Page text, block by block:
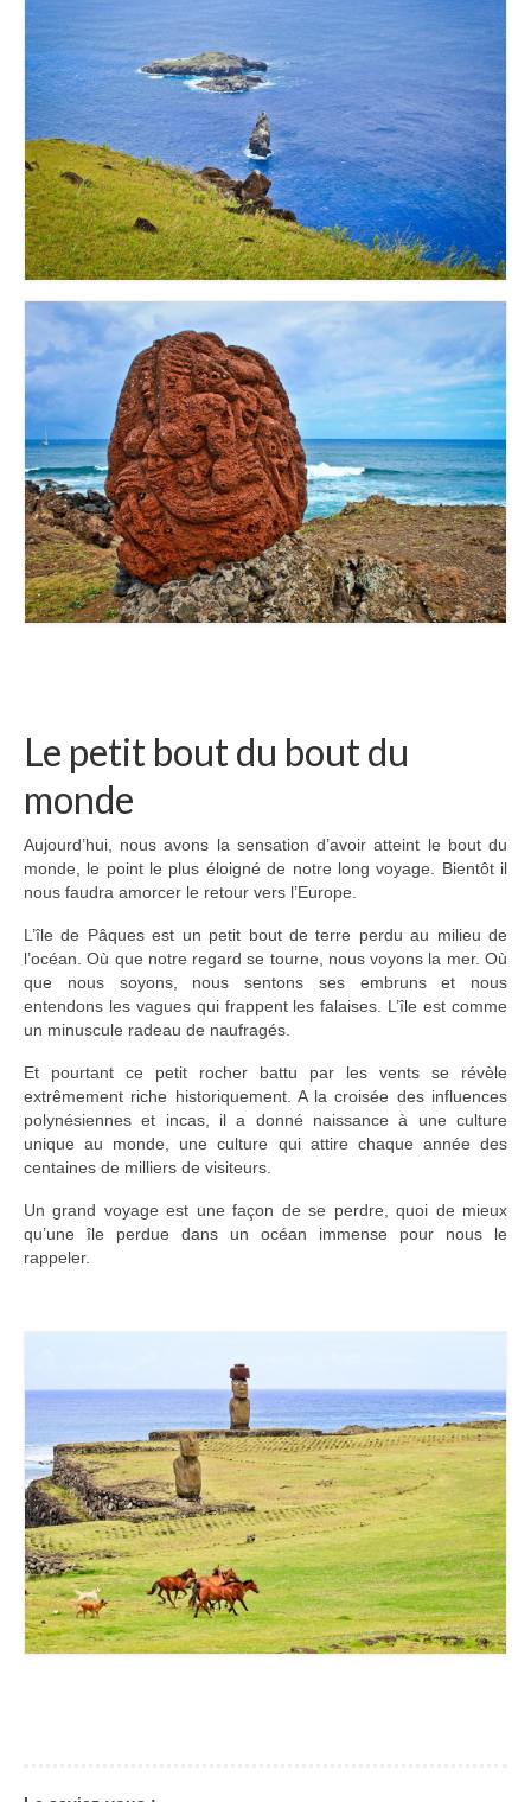
Le petit bout du bout du
monde
Aujourd’hui, nous avons la sensation d’avoir atteint le bout du
monde, le point le plus éloigné de notre long voyage. Bientôt il
nous faudra amorcer le retour vers l’Europe.
L’île de Pâques est un petit bout de terre perdu au milieu de
l’océan. Où que notre regard se tourne, nous voyons la mer. Où
que nous soyons, nous sentons ses embruns et nous
entendons les vagues qui frappent les falaises. L’île est comme
un minuscule radeau de naufragés.
Et pourtant ce petit rocher battu par les vents se révèle
extrêmement riche historiquement. A la croisée des influences
polynésiennes et incas, il a donné naissance à une culture
unique au monde, une culture qui attire chaque année des
centaines de milliers de visiteurs.
Un grand voyage est une façon de se perdre, quoi de mieux
qu’une île perdue dans un océan immense pour nous le
rappeler.